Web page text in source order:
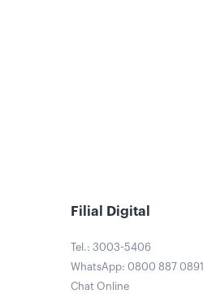
Filial Digital
Tel.: 3003-5406
WhatsApp: 0800 887 0891
Chat Online